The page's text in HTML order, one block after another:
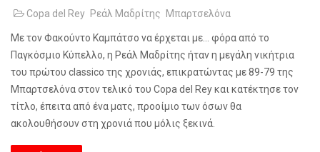
Copa del Rey Ρεάλ Μαδρίτης Μπαρτσελόνα
Με τον Φακούντο Καμπάτσο να έρχεται με… φόρα από το
Παγκόσμιο Κύπελλο, η Ρεάλ Μαδρίτης ήταν η μεγάλη νικήτρια
του πρώτου classico της χρονιάς, επικρατώντας με 89-79 της
Μπαρτσελόνα στον τελικό του Copa del Reyκαι κατέκτησε τον
τίτλο, έπειτα από ένα ματς, προοίμιο των όσων θα
ακολουθήσουν στη χρονιά που μόλις ξεκινά.